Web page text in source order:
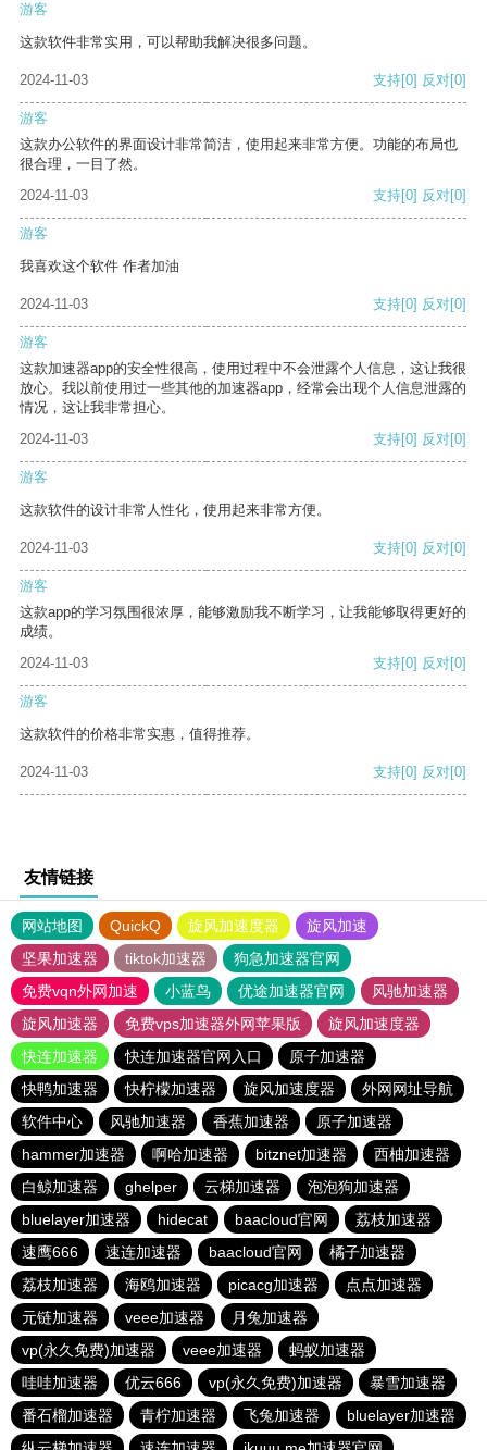
游客
这款软件非常实用，可以帮助我解决很多问题。
2024-11-03 支持[0] 反对[0]
游客
这款办公软件的界面设计非常简洁，使用起来非常方便。功能的布局也
很合理，一目了然。
2024-11-03
支持[0] 反对[0]
游客
我喜欢这个软件 作者加油
2024-11-03 支持[0] 反对[0]
游客
这款加速器app的安全性很高，使用过程中不会泄露个人信息，这让我很
放心。我以前使用过一些其他的加速器app，经常会出现个人信息泄露的
情况，这让我非常担心。
2024-11-03
支持[0] 反对[0]
游客
这款软件的设计非常人性化，使用起来非常方便。
2024-11-03 支持[0] 反对[0]
游客
这款app的学习氛围很浓厚，能够激励我不断学习，让我能够取得更好的
成绩。
2024-11-03
支持[0] 反对[0]
游客
这款软件的价格非常实惠，值得推荐。
2024-11-03 支持[0] 反对[0]
友情链接
网站地图 QuickQ 旋风加速度器
旋风加速
坚果加速器
tiktok加速器
狗急加速器官网
免费vqn外网加速
小蓝鸟 优途加速器官网
风驰加速器
旋风加速器
免费vps加速器外网苹果版
旋风加速度器
快连加速器
快连加速器官网入口
原子加速器
快鸭加速器
快柠檬加速器 旋风加速度器
外网网址导航
软件中心
风驰加速器 香蕉加速器
原子加速器
hammer加速器
啊哈加速器 bitznet加速器
西柚加速器
白鲸加速器
ghelper 云梯加速器
泡泡狗加速器
bluelayer加速器
hidecat baacloud官网
荔枝加速器
速鹰666
速连加速器 baacloud官网
橘子加速器
荔枝加速器
海鸥加速器 picacg加速器
点点加速器
元链加速器
veee加速器
月兔加速器
vp(永久免费)加速器
veee加速器
蚂蚁加速器
哇哇加速器
优云666 vp(永久免费)加速器
暴雪加速器
番石榴加速器
青柠加速器 飞兔加速器
bluelayer加速器